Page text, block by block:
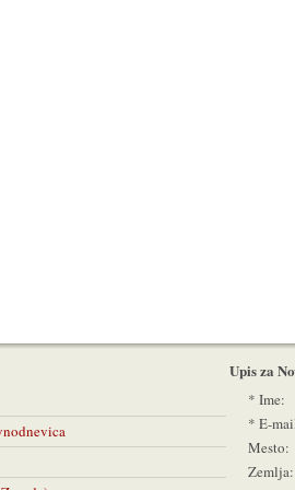
Upis za
* Ime:
* E-
Mesto:
Zemlja: